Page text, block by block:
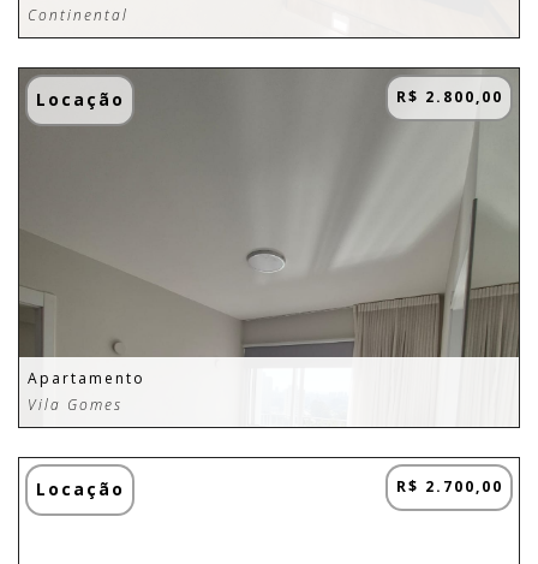
Continental
Locação R$ 2.800,00
Apartamento
Vila Gomes
Locação R$ 2.700,00